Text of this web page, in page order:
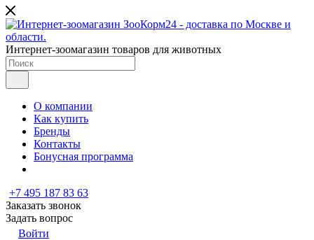
Интернет-зоомагазин товаров для животных
О компании
Как купить
Бренды
Контакты
Бонусная программа
+7 495 187 83 63
Заказать звонок
Задать вопрос
Войти